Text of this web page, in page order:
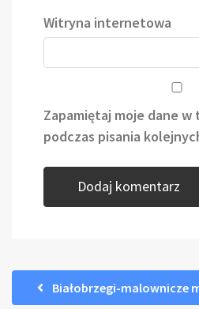
Witryna internetowa
Zapamiętaj moje dane
podczas pisania
Białobrzegi-malownicze